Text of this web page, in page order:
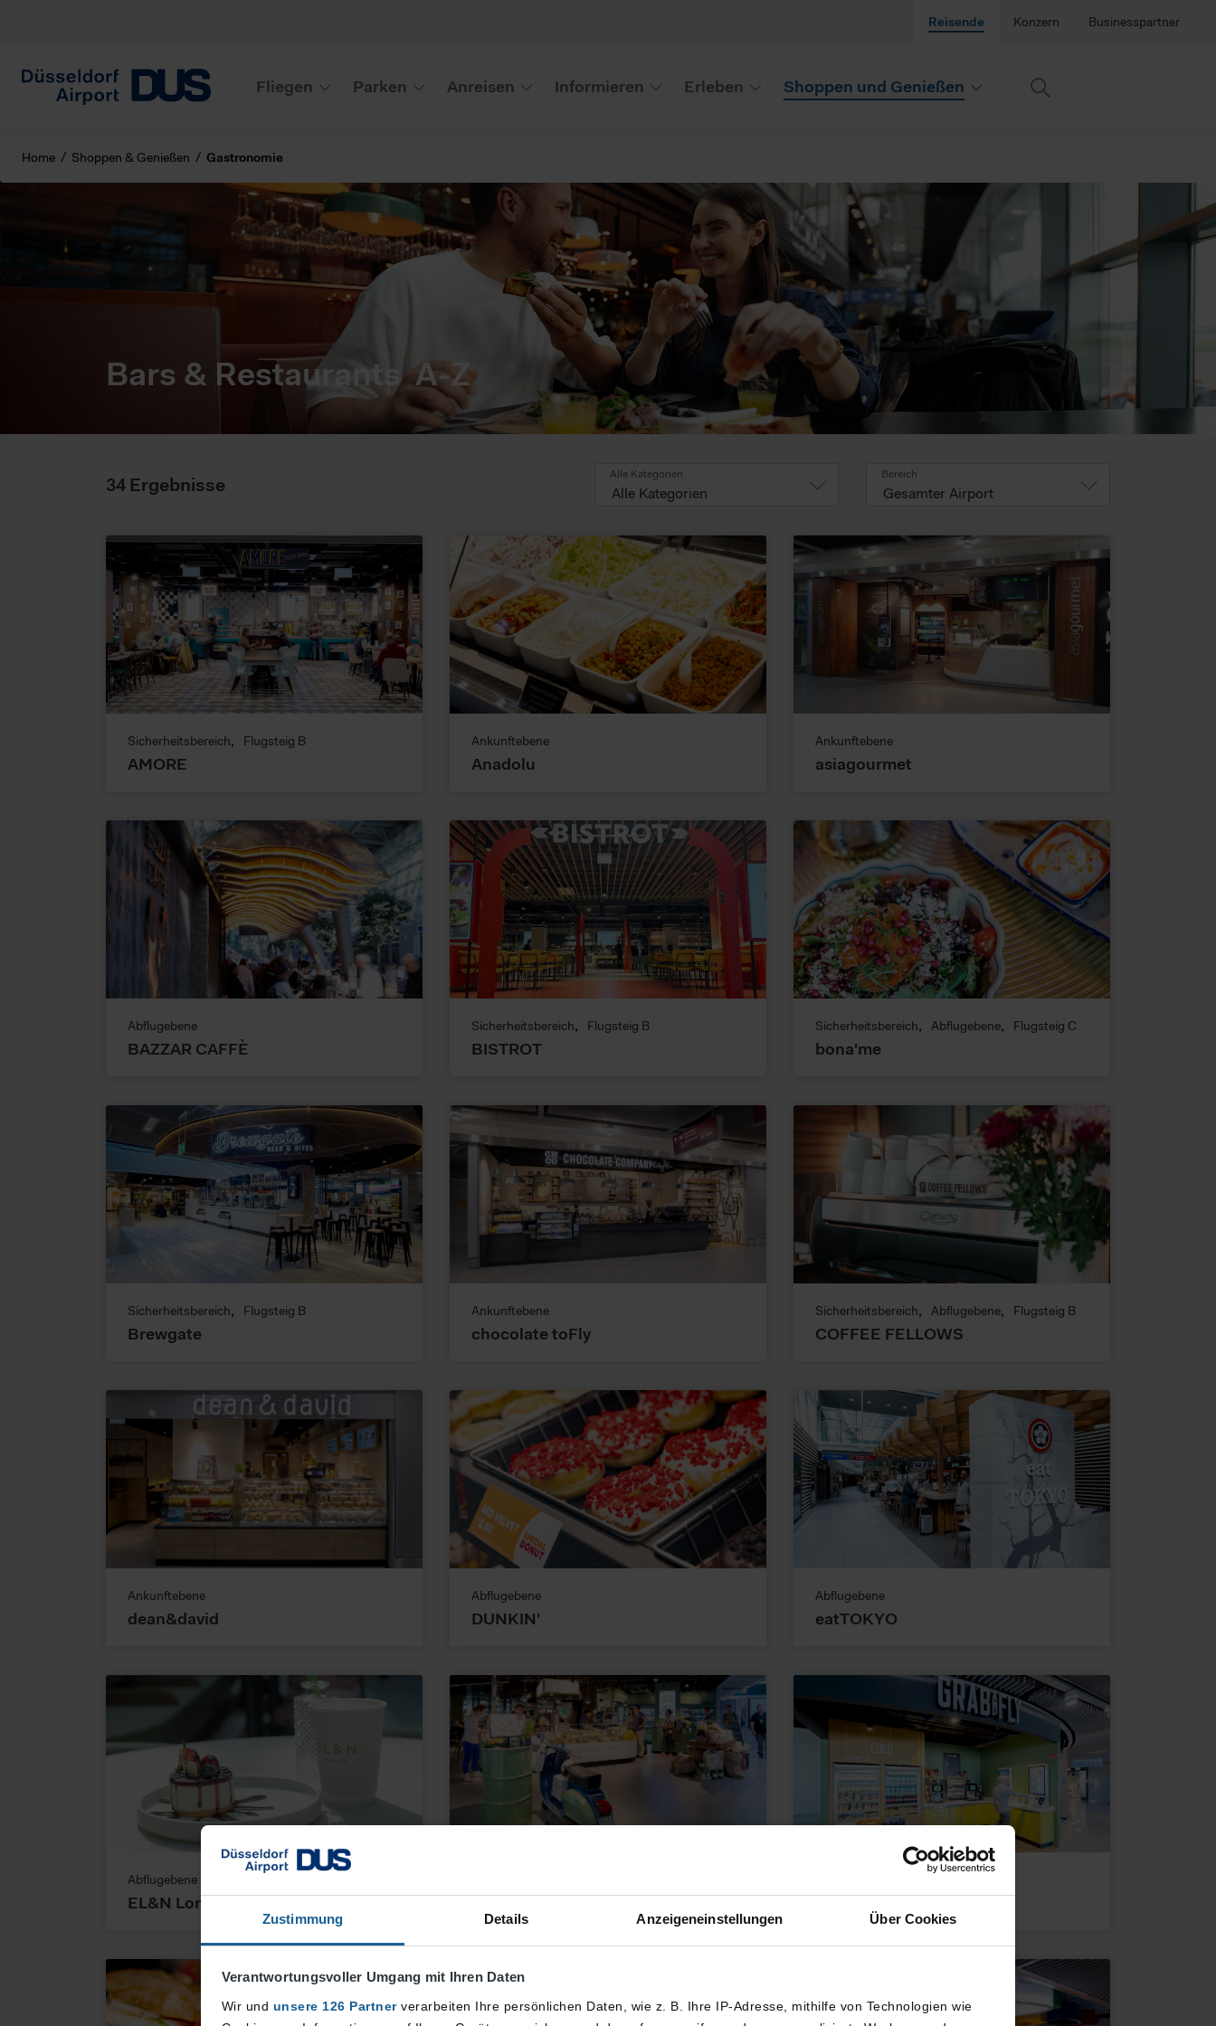
Zustimmung Details Anzeigeneinstellungen Über Cookies
Verantwortungsvoller Umgang mit Ihren Daten
Wir und unsere 126 Partnerverarbeiten Ihre persönlichen Daten, wie z. B. Ihre IP-Adresse, mithilfe von Technologien wie
Fliegen Parken Anreisen Informieren Erleben Shoppen und Genießen
Reisende Konzern Businesspartner
Home Shoppen & Genießen Gastronomie
Bars & Restaurants A-Z
34 Ergebnisse Alle Kategorien
Alle Kategorien
Bereich
Gesamter Airport
Sicherheitsbereich Flugsteig B
AMORE
Ankunftebene
Anadolu
Ankunftebene
asiagourmet
Abflugebene
BAZZAR CAFFÈ
Sicherheitsbereich Flugsteig B
BISTROT
Sicherheitsbereich Abflugebene Flugsteig C
bona'me
Sicherheitsbereich Flugsteig B
Brewgate
Ankunftebene
chocolate toFly
Sicherheitsbereich Abflugebene Flugsteig B
COFFEE FELLOWS
Ankunftebene
dean&david
Abflugebene
DUNKIN'
Abflugebene
eatTOKYO
Abflugebene
EL&N London